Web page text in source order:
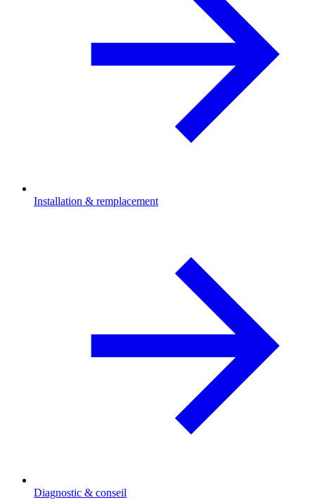
Installation & remplacement
Diagnostic & conseil